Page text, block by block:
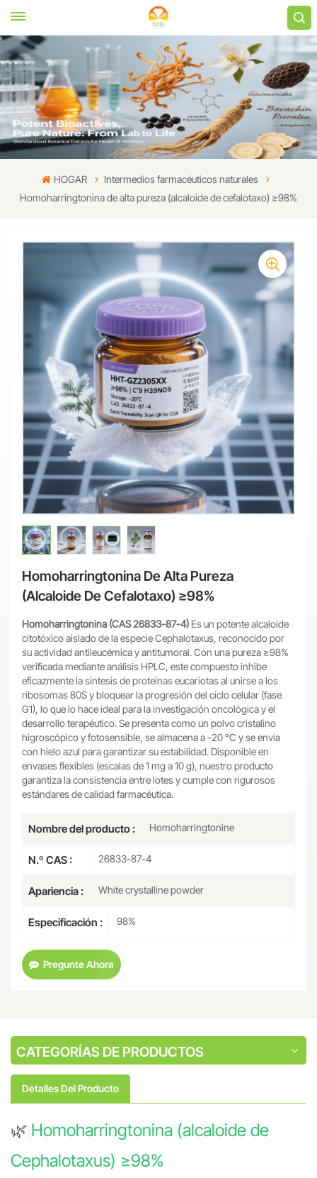
HOGAR
Intermedios farmacéuticos naturales
Homoharringtonina de alta pureza (alcaloide de cefalotaxo) ≥98%
Homoharringtonina De Alta Pureza
(alcaloide De Cefalotaxo) ≥98%
Homoharringtonina (CAS 26833-87-4) Es un potente alcaloide
citotóxico aislado de la especie Cephalotaxus, reconocido por
su actividad antileucémica y antitumoral. Con una pureza ≥98%
verificada mediante análisis HPLC, este compuesto inhibe
eficazmente la síntesis de proteínas eucariotas al unirse a los
ribosomas 80S y bloquear la progresión del ciclo celular (fase
G1), lo que lo hace ideal para la investigación oncológica y el
desarrollo terapéutico. Se presenta como un polvo cristalino
higroscópico y fotosensible, se almacena a -20 °C y se envía
con hielo azul para garantizar su estabilidad. Disponible en
envases flexibles (escalas de 1 mg a 10 g), nuestro producto
garantiza la consistencia entre lotes y cumple con rigurosos
estándares de calidad farmacéutica.
Nombre del producto : Homoharringtonine
N.º CAS : 26833-87-4
Apariencia : White crystalline powder
Especificación : 98%
Pregunte Ahora
CATEGORÍAS DE PRODUCTOS
Detalles Del Producto
🌿 Homoharringtonina (alcaloide de
Cephalotaxus) ≥98%